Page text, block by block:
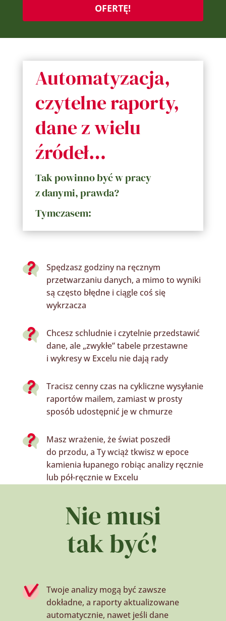
OFERTĘ!
Automatyzacja,
czytelne raporty,
dane z wielu
źródeł…
Tak powinno być w pracy
z danymi, prawda?
Tymczasem:
Spędzasz godziny na ręcznym
przetwarzaniu danych, a mimo to wyniki
są często błędnei ciągle coś się
wykrzacza
Chcesz schludnie i czytelnie przedstawić
dane, ale „zwykłe” tabele przestawne
i wykresy w Excelu nie dają rady
Tracisz cenny czas na cyklicznewysyłanie
raportów mailem, zamiast w prosty
sposób udostępnić jew chmurze
Masz wrażenie, że świat poszedł
do przodu, a Ty wciąż tkwisz w epoce
kamienia łupanego robiąc analizyręcznie
lub pół-ręczniew Excelu
Nie musi
tak być!
Twoje analizy mogą być zawsze
dokładne, a raportyaktualizowane
automatycznie, nawet jeśli dane